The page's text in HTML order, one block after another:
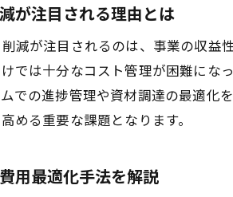
最新技術が
施工管理を
デジタル技術
プラント工事
コストダウンを叶
が注目される理由とは
減が注目されるのは、事業の収
では十分なコスト管理が困難に
での進捗管理や資材調達の最適
める重要な課題となります。
用最適化手法を解説